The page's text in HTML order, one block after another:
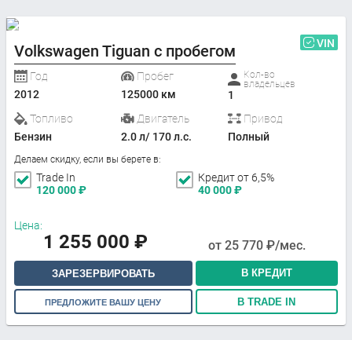
Volkswagen Tiguan с пробегом VIN
Год
2012
Пробег
125000 км
Кол-во
владельцев
1
Топливо
Бензин
Двигатель
2.0 л/ 170 л.с.
Привод
Полный
Делаем скидку, если вы берете в:
Trade In
120 000₽
Кредит от 6,5%
40 000₽
Цена:
1 255 000 ₽ от 25 770 ₽/мес.
ЗАРЕЗЕРВИРОВАТЬ В КРЕДИТ
ПРЕДЛОЖИТЕ ВАШУ ЦЕНУ В TRADE IN